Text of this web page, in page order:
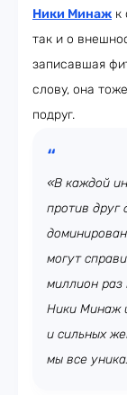
Ники Минаж к
так и о
записавшая
слову, она
подруг.
«В каждой
против друг
могут
миллион раз
Ники Минаж
и сильных
мы все